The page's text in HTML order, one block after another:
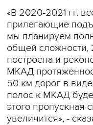
«В 2020-2021 гг.
прилегающие
мы планируем
общей сложности,
построена и
МКАД
50 км дорог в
полос к МКАД
этого пропускная
увеличится», -